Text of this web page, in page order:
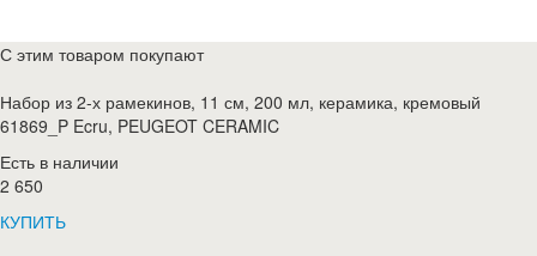
С этим товаром покупают
Набор из 2-х рамекинов, 11 см, 200 мл, керамика, кремовый
61869_P Ecru, PEUGEOT CERAMIC
Есть в наличии
2 650
КУПИТЬ